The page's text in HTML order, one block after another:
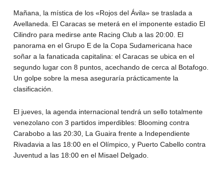
Mañana, la mística de los «Rojos del Ávila» se traslada a
Avellaneda. El Caracas se meterá en el imponente estadio El
Cilindro para medirse ante Racing Club a las 20:00. El
panorama en el Grupo E de la Copa Sudamericana hace
soñar a la fanaticada capitalina: el Caracas se ubica en el
segundo lugar con 8 puntos, acechando de cerca al Botafogo.
Un golpe sobre la mesa aseguraría prácticamente la
clasificación.
El jueves, la agenda internacional tendrá un sello totalmente
venezolano con 3 partidos imperdibles: Blooming contra
Carabobo a las 20:30, La Guaira frente a Independiente
Rivadavia a las 18:00 en el Olímpico, y Puerto Cabello contra
Juventud a las 18:00 en el Misael Delgado.